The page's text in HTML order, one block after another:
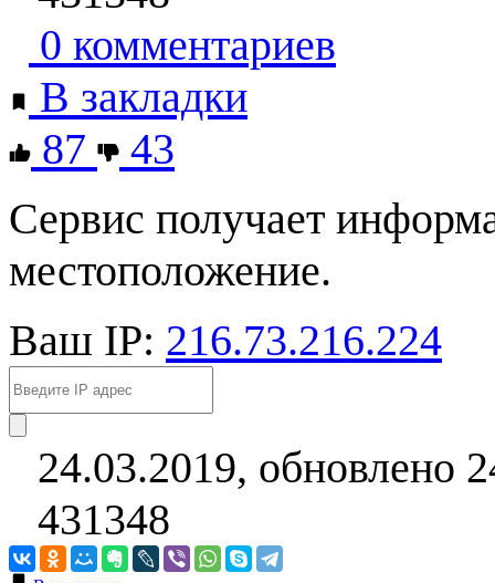
0 комментариев
В закладки
87
43
Сервис получает
местоположение.
Ваш IP: 216.73.216.224
24.03.2019, обновлено
431348